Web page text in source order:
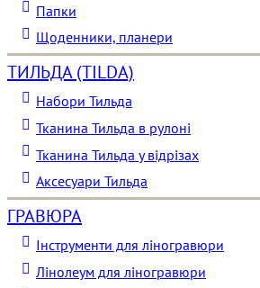
Папки
Щоденники, планери
ТИЛЬДА (TILDA)
Набори Тильда
Тканина Тильда в рулоні
Тканина Тильда у відрізах
Аксесуари Тильда
ГРАВЮРА
Інструменти для ліногравюри
Лінолеум для ліногравюри